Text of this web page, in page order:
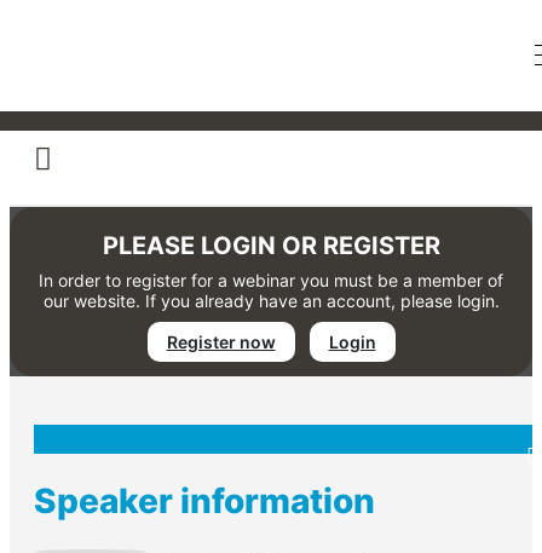
im Praxisteam
PLEASE LOGIN OR REGISTER
In order to register for a webinar you must be a member of
our website. If you already have an account, please login.
Register now
Login
Speaker information